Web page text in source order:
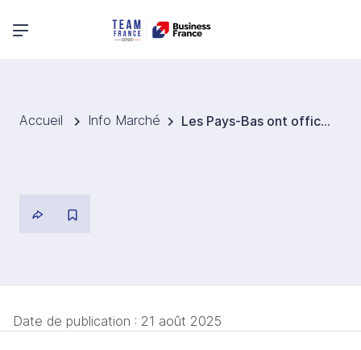
Menu principal
Accueil Info Marché Les Pays-Bas ont officiellement déposé leur candidature pour rejoindre la Gigafactory européenne InvestAI
Date de publication : 21 août 2025